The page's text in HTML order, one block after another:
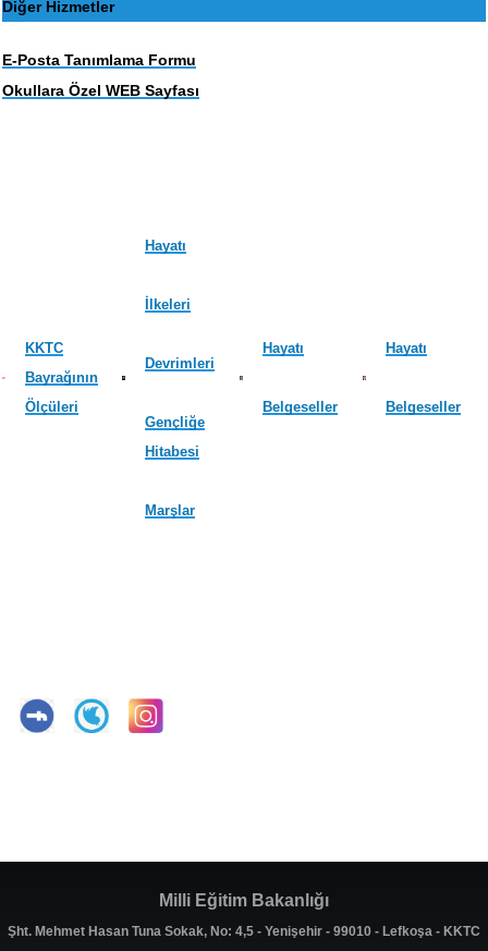
Diğer Hizmetler
E-Posta Tanımlama Formu
Okullara Özel WEB Sayfası
KKTC
Bayrağının
Ölçüleri
Hayatı
İlkeleri
Devrimleri
Gençliğe
Hitabesi
Marşlar
Hayatı
Belgeseller
Hayatı
Belgeseller
Milli Eğitim Bakanlığı
Şht. Mehmet Hasan Tuna Sokak, No: 4,5 - Yenişehir - 99010 - Lefkoşa - KKTC